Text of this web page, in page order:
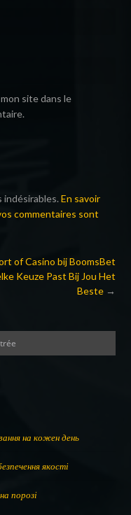
site dans le
indésirables.En savoir
commentaires sont
of Casino bij BoomsBet
Keuze Past Bij Jou Het
Beste→
на кожен день
якості
порозі